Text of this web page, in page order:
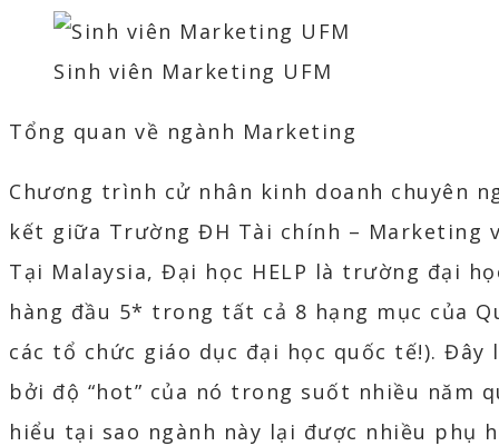
Sinh viên Marketing UFM
Tổng quan về ngành Marketing
Chương trình cử nhân kinh doanh chuyên
kết giữa Trường ĐH Tài chính – Marketing
Tại Malaysia, Đại học HELP là trường đại
hàng đầu 5* trong tất cả 8 hạng mục của
các tổ chức giáo dục đại học quốc tế!).
bởi độ “hot” của nó trong suốt nhiều năm
hiểu tại sao ngành này lại được nhiều phụ